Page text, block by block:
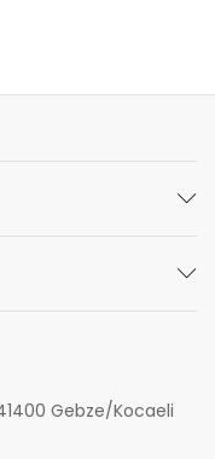
Gebze/Kocaeli